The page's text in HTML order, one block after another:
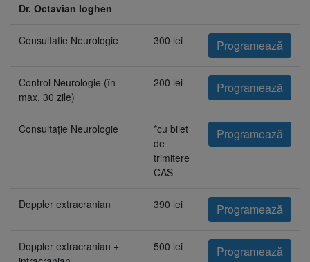
Dr. Octavian Ioghen
Consultatie Neurologie 300 lei Programează
Control Neurologie (în
max. 30 zile)
200 lei Programează
Consultație Neurologie
*cu bilet
de
trimitere
CAS
Programează
Doppler extracranian 390 lei Programează
Doppler extracranian +
500 lei Programează